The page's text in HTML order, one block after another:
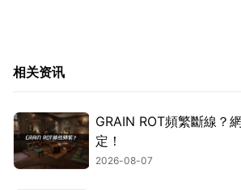
相关资讯
GRAIN ROT頻繁斷線？
定！
2026-08-07